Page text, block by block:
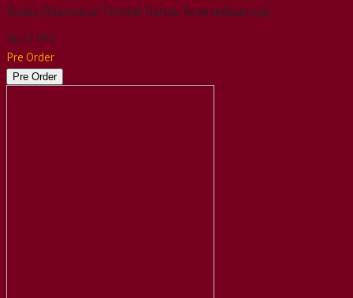
Ready (Ditanyakan Terlebih Dahulu Ketersediaannya)
Rp 17.000
Pre Order
Pre Order